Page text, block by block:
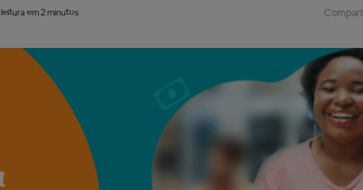
leitura em 2 minutos